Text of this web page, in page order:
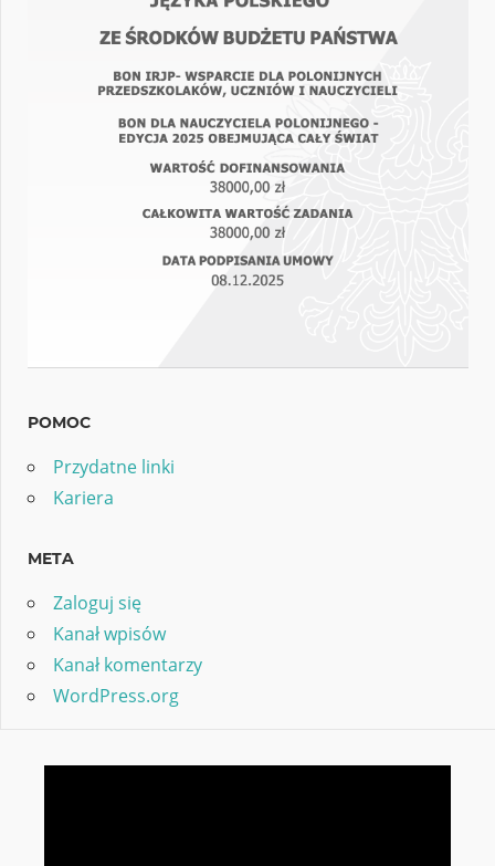
POMOC
Przydatne linki
Kariera
META
Zaloguj się
Kanał wpisów
Kanał komentarzy
WordPress.org